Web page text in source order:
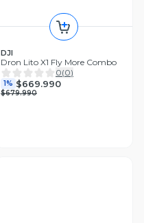
DJI
Dron Lito X1 Fly More Combo
0(0)
1% $669.990
$679.990